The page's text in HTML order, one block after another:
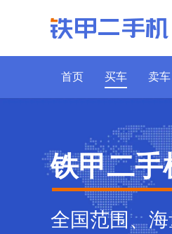
首页 买车 卖车
铁甲二
全国范围、